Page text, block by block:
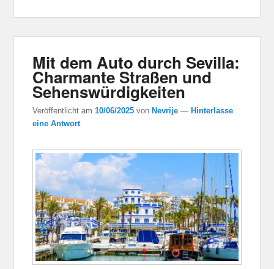
Mit dem Auto durch Sevilla:
Charmante Straßen und
Sehenswürdigkeiten
Veröffentlicht am10/06/2025 vonNevrije —Hinterlasse
eine Antwort